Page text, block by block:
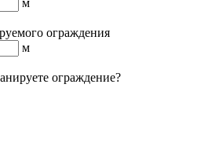
м
ограждения
м
ограждение?